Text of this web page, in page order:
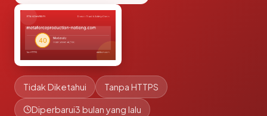
Tidak Diketahui Tanpa HTTPS
Diperbarui3 bulan yang lalu